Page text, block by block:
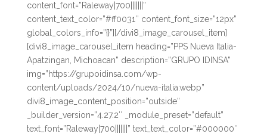
content_font=”Raleway|700|||||||”
content_text_color=”#ff0031″ content_font_size=”12px”
global_colors_info=”{}”][/divi8_image_carousel_item]
[divi8_image_carousel_item heading=”PPS Nueva Italia-
Apatzingan, Michoacan” description=”GRUPO IDINSA”
img=”https://grupoidinsa.com/wp-
content/uploads/2024/10/nueva-italia.webp”
divi8_image_content_position=”outside”
_builder_version=”4.27.2″ _module_preset=”default”
text_font=”Raleway|700|||||||” text_text_color=”#000000″